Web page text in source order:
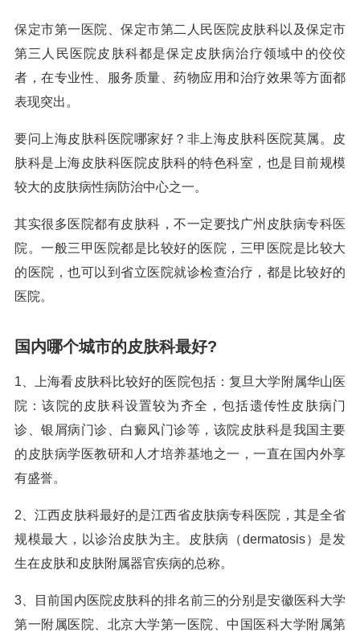
保定市第一医院、保定市第二人民医院皮肤科以及保定市
第三人民医院皮肤科都是保定皮肤病治疗领域中的佼佼
者，在专业性、服务质量、药物应用和治疗效果等方面都
表现突出。
要问上海皮肤科医院哪家好？非上海皮肤科医院莫属。皮
肤科是上海皮肤科医院皮肤科的特色科室，也是目前规模
较大的皮肤病性病防治中心之一。
其实很多医院都有皮肤科，不一定要找广州皮肤病专科医
院。一般三甲医院都是比较好的医院，三甲医院是比较大
的医院，也可以到省立医院就诊检查治疗，都是比较好的
医院。
国内哪个城市的皮肤科最好?
1、上海看皮肤科比较好的医院包括：复旦大学附属华山医
院：该院的皮肤科设置较为齐全，包括遗传性皮肤病门
诊、银屑病门诊、白癜风门诊等，该院皮肤科是我国主要
的皮肤病学医教研和人才培养基地之一，一直在国内外享
有盛誉。
2、江西皮肤科最好的是江西省皮肤病专科医院，其是全省
规模最大，以诊治皮肤为主。皮肤病（dermatosis）是发
生在皮肤和皮肤附属器官疾病的总称。
3、目前国内医院皮肤科的排名前三的分别是安徽医科大学
第一附属医院、北京大学第一医院、中国医科大学附属第